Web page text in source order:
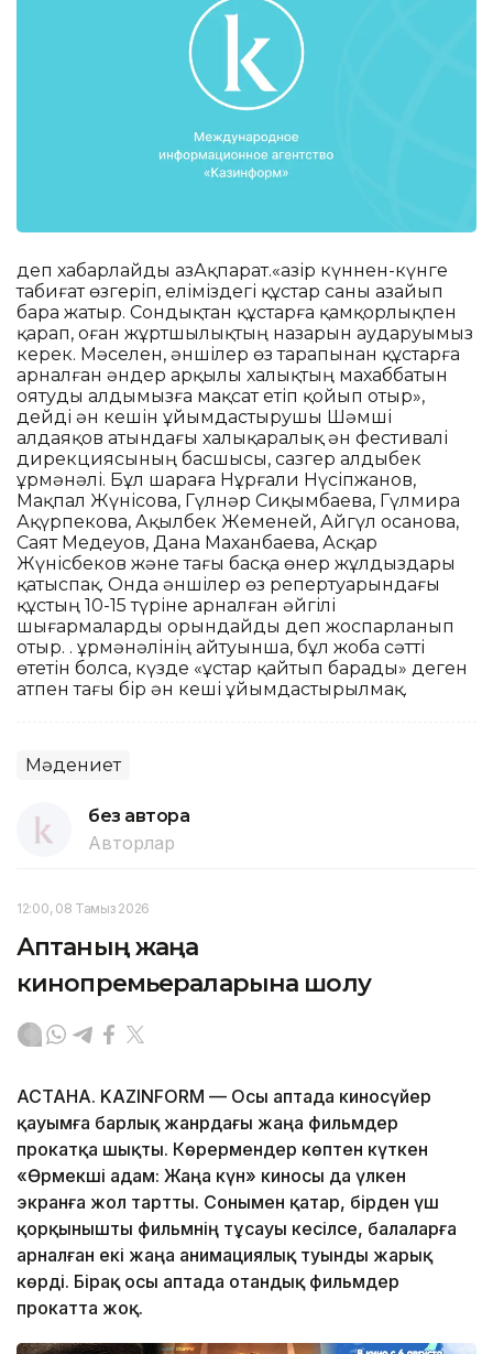
деп хабарлайды ҚазАқпарат.«Қазір күннен-күнге
табиғат өзгеріп, еліміздегі құстар саны азайып
бара жатыр. Сондықтан құстарға қамқорлықпен
қарап, оған жұртшылықтың назарын аударуымыз
керек. Мәселен, әншілер өз тарапынан құстарға
арналған әндер арқылы халықтың махаббатын
оятуды алдымызға мақсат етіп қойып отыр»,
дейді ән кешін ұйымдастырушы Шәмші
Қалдаяқов атындағы халықаралық ән фестивалі
дирекциясының басшысы, сазгер Қалдыбек
Құрмәнәлі. Бұл шараға Нұрғали Нүсіпжанов,
Мақпал Жүнісова, Гүлнәр Сиқымбаева, Гүлмира
Ақүрпекова, Ақылбек Жеменей, Айгүл Қосанова,
Саят Медеуов, Дана Маханбаева, Асқар
Жүнісбеков және тағы басқа өнер жұлдыздары
қатыспақ. Онда әншілер өз репертуарындағы
құстың 10-15 түріне арналған әйгілі
шығармаларды орындайды деп жоспарланып
отыр. Қ. Құрмәнәлінің айтуынша, бұл жоба сәтті
өтетін болса, күзде «Құстар қайтып барады» деген
атпен тағы бір ән кеші ұйымдастырылмақ.
Мәдениет
без автора
Авторлар
12:00, 08 Тамыз 2026
Аптаның жаңа
кинопремьераларына шолу
АСТАНА. KAZINFORM — Осы аптада киносүйер
қауымға барлық жанрдағы жаңа фильмдер
прокатқа шықты. Көрермендер көптен күткен
«Өрмекші адам: Жаңа күн» киносы да үлкен
экранға жол тартты. Сонымен қатар, бірден үш
қорқынышты фильмнің тұсауы кесілсе, балаларға
арналған екі жаңа анимациялық туынды жарық
көрді. Бірақ осы аптада отандық фильмдер
прокатта жоқ.